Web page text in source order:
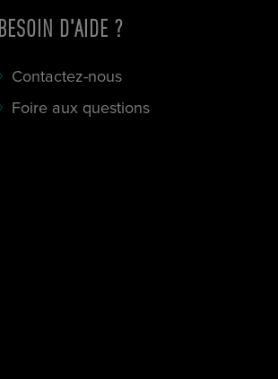
BESOIN D'AIDE ?
Contactez-nous
Foire aux questions